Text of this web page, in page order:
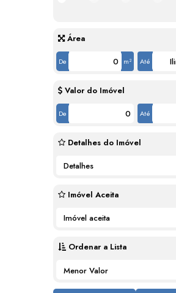
Área
De m² Até
Valor do Imóvel
De Até
Detalhes do Imóvel
Detalhes
Imóvel Aceita
Imóvel aceita
Ordenar a Lista